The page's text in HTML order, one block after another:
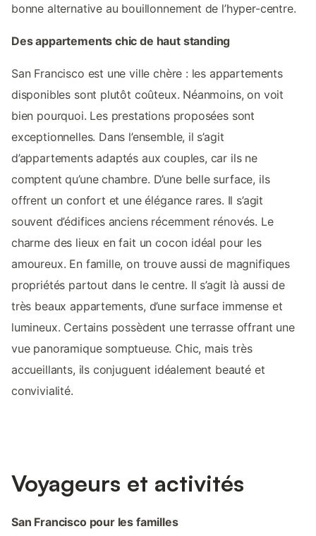
bonne alternative au bouillonnement de l’hyper-centre.
Des appartements chic de haut standing
San Francisco est une ville chère : les appartements
disponibles sont plutôt coûteux. Néanmoins, on voit
bien pourquoi. Les prestations proposées sont
exceptionnelles. Dans l’ensemble, il s’agit
d’appartements adaptés aux couples, car ils ne
comptent qu’une chambre. D’une belle surface, ils
offrent un confort et une élégance rares. Il s’agit
souvent d’édifices anciens récemment rénovés. Le
charme des lieux en fait un cocon idéal pour les
amoureux. En famille, on trouve aussi de magnifiques
propriétés partout dans le centre. Il s’agit là aussi de
très beaux appartements, d’une surface immense et
lumineux. Certains possèdent une terrasse offrant une
vue panoramique somptueuse. Chic, mais très
accueillants, ils conjuguent idéalement beauté et
convivialité.
Voyageurs et activités
San Francisco pour les familles